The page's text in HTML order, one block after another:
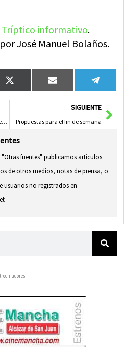
Tríptico informativo.
José Manuel Bolaños.
Compartir
en
X
(Twitter)
Compartir
en
Email
en
Cuatro misioneros de Herencia en el Tercer Mundo
SIGUIENTE
Propuestas para el fin de semana
"Otras fuentes" publicamos artículos
de otros medios, notas de prensa, o
usuarios no registrados en
–